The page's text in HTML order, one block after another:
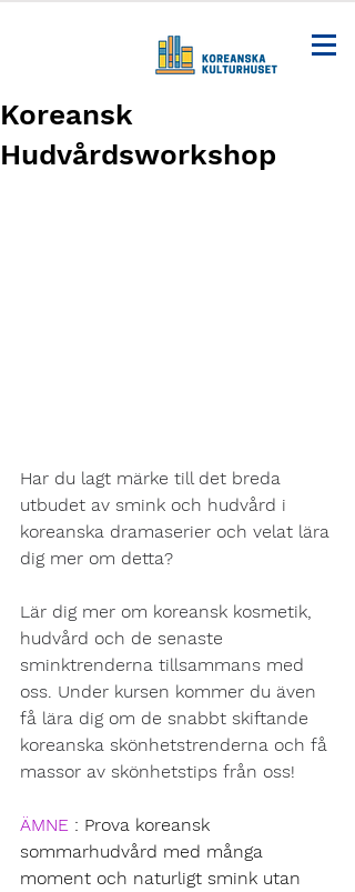
Koreansk
Hudvårdsworkshop
Har du lagt märke till det breda
utbudet av smink och hudvård i
koreanska dramaserier och velat lära
dig mer om detta?
Lär dig mer om koreansk kosmetik,
hudvård och de senaste
sminktrenderna tillsammans med
oss. Under kursen kommer du även
få lära dig om de snabbt skiftande
koreanska skönhetstrenderna och få
massor av skönhetstips från oss!
ÄMNE : Prova koreansk
sommarhudvård med många
moment och naturligt smink utan